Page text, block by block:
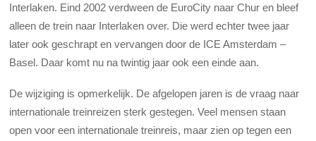
Interlaken. Eind 2002 verdween de EuroCity naar Chur en bleef
alleen de trein naar Interlaken over. Die werd echter twee jaar
later ook geschrapt en vervangen door de ICE Amsterdam –
Basel. Daar komt nu na twintig jaar ook een einde aan.
De wijziging is opmerkelijk. De afgelopen jaren is de vraag naar
internationale treinreizen sterk gestegen. Veel mensen staan
open voor een internationale treinreis, maar zien op tegen een